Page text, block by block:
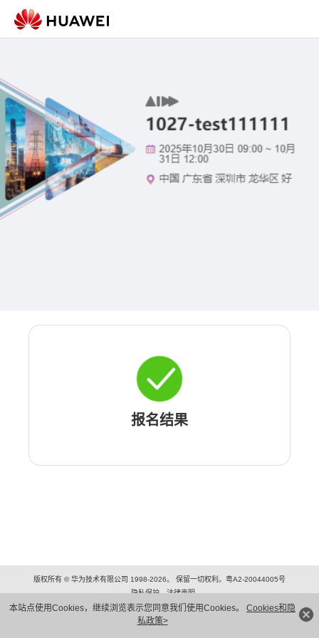
本站点使用Cookies，继续浏览表示您同意我们使用Cookies。 Cookies和隐
私政策>
报名结果
版权所有 © 华为技术有限公司 1998-2026。 保留一切权利。粤A2-20044005号
隐私保护
法律声明